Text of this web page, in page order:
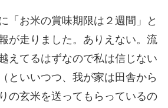
「お米の賞味期限は２週間」と
が走りました。ありえない。流
えてるはずなので私は信じない
といいつつ、我が家は田舎から
の玄米を送ってもらっているの